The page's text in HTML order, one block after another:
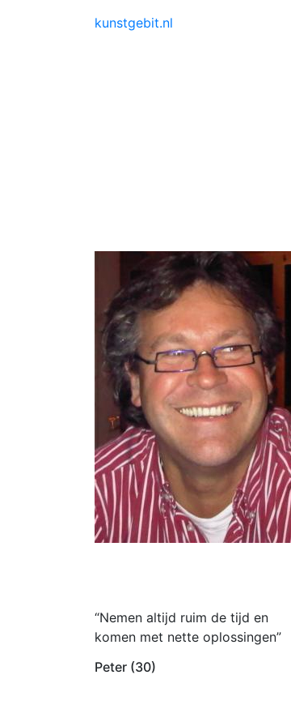
kunstgebit.nl
“Nemen altijd ruim de tijd en
komen met nette oplossingen”
Peter (30)